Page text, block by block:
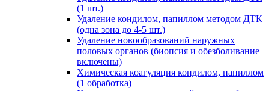
(1 шт.)
Удаление кондилом, папиллом методом ДТК
(одна зона до 4-5 шт.)
Удаление новообразований наружных
половых органов (биопсия и обезболивание
включены)
Химическая коагуляция кондилом, папиллом
(1 обработка)